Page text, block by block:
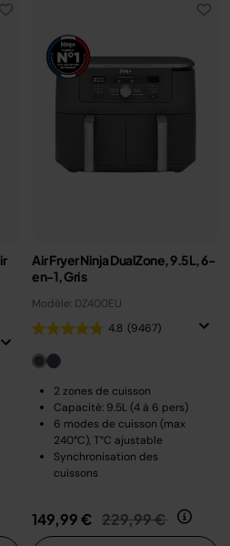
Air Fryer Ninja DualZone, 9.5L, 6-
en-1, Gris
Modèle: DZ400EU
4.8 (9467)
2 zones de cuisson
Capacité: 9.5L (4 à 6 pers)
6 modes de cuisson (max
240°C), T°C ajustable
Synchronisation des
cuissons
149,99 € Prix réduit de
229,99 € au